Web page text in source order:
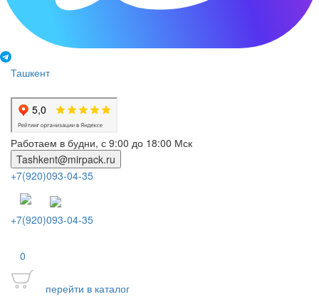
Ташкент
Работаем в будни, с 9:00 до 18:00 Мск
Tashkent@mirpack.ru
+7(920)093-04-35
+7(920)093-04-35
0
перейти в каталог